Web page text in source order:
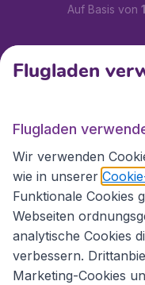
Auf Basis von
Kundenservice
Flugladen.at
Internationale
Flugladen
Flugladen
Wir verwenden
wie in unserer
Funktionale Cookies
Webseiten
analytische Cookies
verbessern.
Marketing-Cookies